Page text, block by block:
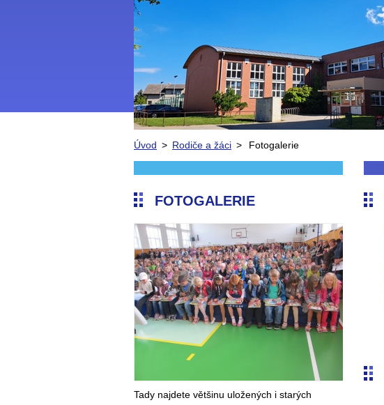
Úvod > Rodiče a žáci > Fotogalerie
FOTOGALERIE
Tady najdete většinu uložených i starých